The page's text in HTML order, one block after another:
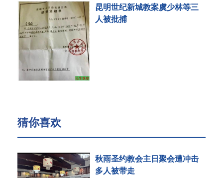
昆明世纪新城教案虞少林等三
人被批捕
猜你喜欢
秋雨圣约教会主日聚会遭冲击
多人被带走